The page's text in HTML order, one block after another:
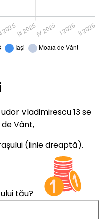
Vladimirescu 13 se
Vânt,
(linie dreaptă).
tău?